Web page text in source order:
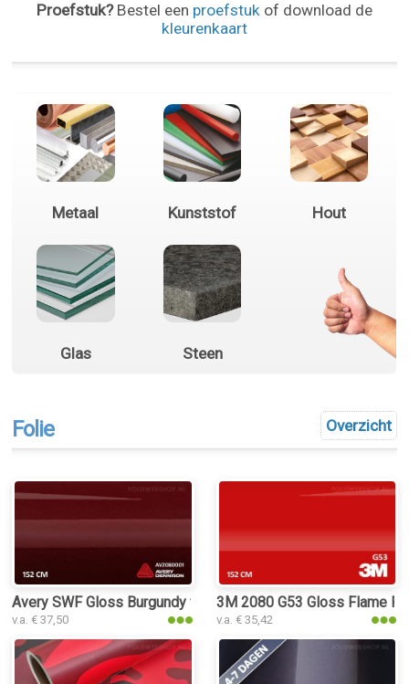
Proefstuk?Bestel een proefstukof download de
kleurenkaart
Metaal Kunststof Hout
Glas Steen
Overzicht
Folie
Avery SWF Gloss Burgundy folie
v.a. € 37,50
3M 2080 G53 Gloss Flame
v.a. € 35,42